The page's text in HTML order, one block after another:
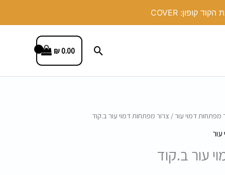
חיפוש 0.00
₪
מפתחות דמוי עור/ צרור מפתחות דמוי עור ב.קוד
עור ב.קוד